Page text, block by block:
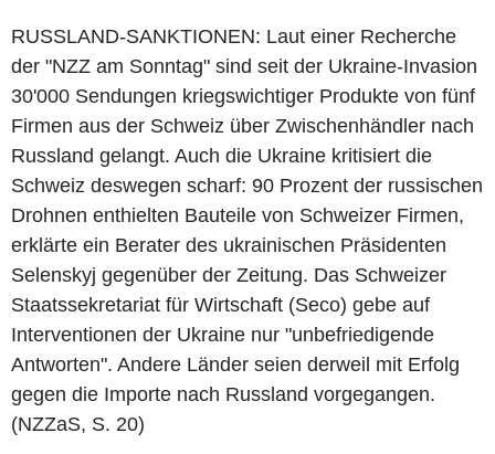
RUSSLAND-SANKTIONEN: Laut einer Recherche
der "NZZ am Sonntag" sind seit der Ukraine-Invasion
30'000 Sendungen kriegswichtiger Produkte von fünf
Firmen aus der Schweiz über Zwischenhändler nach
Russland gelangt. Auch die Ukraine kritisiert die
Schweiz deswegen scharf: 90 Prozent der russischen
Drohnen enthielten Bauteile von Schweizer Firmen,
erklärte ein Berater des ukrainischen Präsidenten
Selenskyj gegenüber der Zeitung. Das Schweizer
Staatssekretariat für Wirtschaft (Seco) gebe auf
Interventionen der Ukraine nur "unbefriedigende
Antworten". Andere Länder seien derweil mit Erfolg
gegen die Importe nach Russland vorgegangen.
(NZZaS, S. 20)